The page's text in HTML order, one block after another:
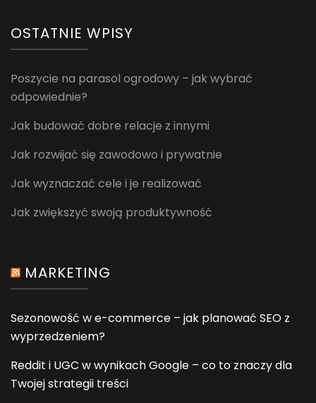
OSTATNIE WPISY
Poszycie na parasol ogrodowy – jak wybrać
odpowiednie?
Jak budować dobre relacje z innymi
Jak rozwijać się zawodowo i prywatnie
Jak wyznaczać cele i je realizować
Jak zwiększyć swoją produktywność
MARKETING
Sezonowość w e-commerce – jak planować SEO z
wyprzedzeniem?
Reddit i UGC w wynikach Google – co to znaczy dla
Twojej strategii treści